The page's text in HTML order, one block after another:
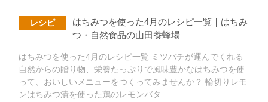
レシピ
はちみつを使った4月のレシピ一覧｜はちみ
つ・自然食品の山田養蜂場
はちみつを使った4月のレシピ一覧 ミツバチが運んでくれる
自然からの贈り物、栄養たっぷりで風味豊かなはちみつを使
って、おいしいメニューをつくってみませんか？ 輪切りレモ
ンはちみつ漬を使った鶏のレモンバタ